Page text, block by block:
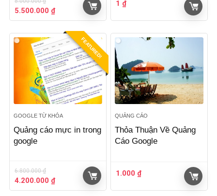
Giá
gốc
8.000.000 ₫.
5.500.000 ₫Giá
hiện
tại
là:
5.500.000 ₫.
1 ₫
FEATURED!
GOOGLE TỪ KHÓA
Quảng cáo mực in trong
google
6.800.000₫
Giá
gốc
4.200.000 ₫Giá
hiện
QUẢNG CÁO
Thỏa Thuận Về Quảng
Cáo Google
1.000 ₫